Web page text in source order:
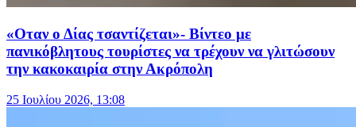
«Οταν ο Δίας τσαντίζεται»- Βίντεο με
πανικόβλητους τουρίστες να τρέχουν να γλιτώσουν
την κακοκαιρία στην Ακρόπολη
25 Ιουλίου 2026, 13:08